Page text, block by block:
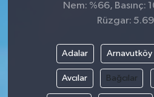
Nem: %66, Basınç:
Rüzgar:
Adalar Arnavutköy
Avcılar Bağcılar